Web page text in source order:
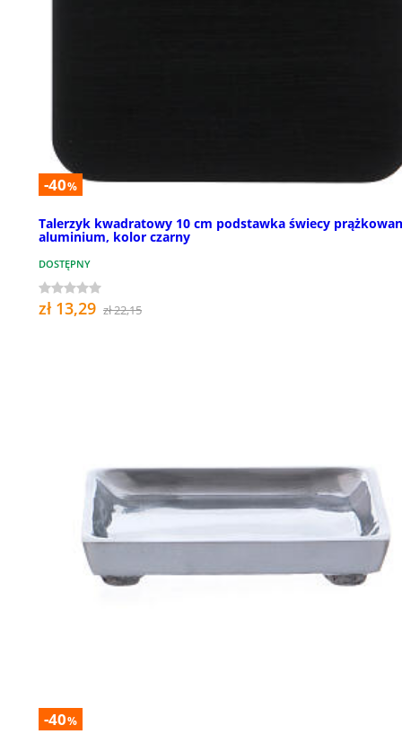
-40%
Talerzyk kwadratowy 10 cm podstawka świecy
aluminium, kolor czarny
DOSTĘPNY
zł 13,29 zł 22,15
-40%